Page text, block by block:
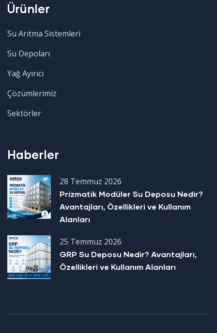
Ürünler
Su Arıtma Sistemleri
Su Depoları
Yağ Ayırıcı
Çözümlerimiz
Sektörler
Haberler
28 Temmuz 2026
Prizmatik Modüler Su Deposu Nedir?
Avantajları, Özellikleri ve Kullanım
Alanları
25 Temmuz 2026
GRP Su Deposu Nedir? Avantajları,
Özellikleri ve Kullanım Alanları